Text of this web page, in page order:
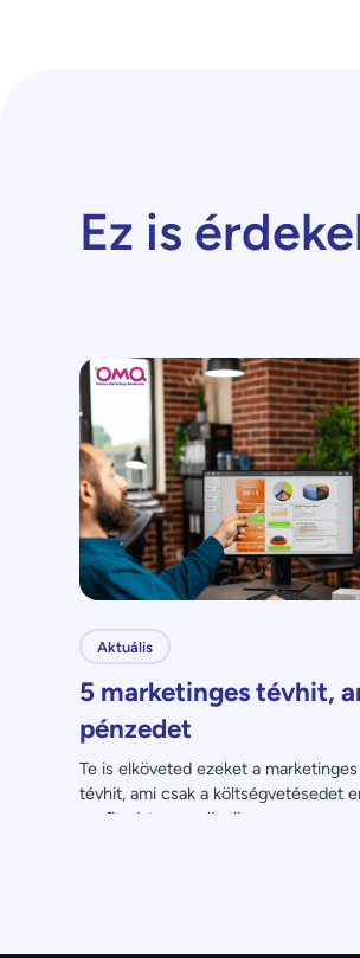
Ez is
Aktuális
5 marketinges tévhit,
pénzedet
Te is elköveted ezeket a
tévhit, ami csak a költségvetésedet
profitodat nem növeli.